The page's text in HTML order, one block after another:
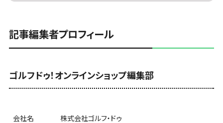
記事編集者プロフィール
ゴルフドゥ！オンラインショップ編集部
会社名 株式会社ゴルフ・ドゥ